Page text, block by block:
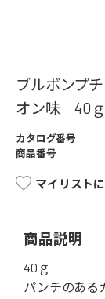
ブルボンプ
オン味 40
カタログ番号
商品番号
マイリスト
商品説明
40ｇ
パンチのある